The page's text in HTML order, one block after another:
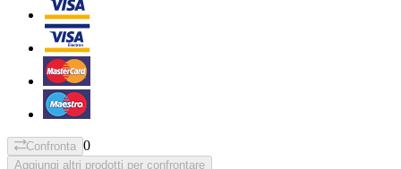
Confronta 0
Aggiungi altri prodotti per confrontare